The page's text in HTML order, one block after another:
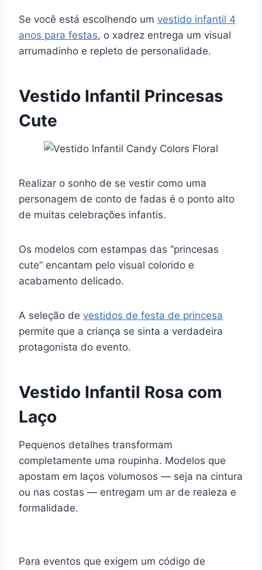
Se você está escolhendo um vestido infantil 4
anos para festas, o xadrez entrega um visual
arrumadinho e repleto de personalidade.
Vestido Infantil Princesas
Cute
Realizar o sonho de se vestir como uma
personagem de conto de fadas é o ponto alto
de muitas celebrações infantis.
Os modelos com estampas das “princesas
cute” encantam pelo visual colorido e
acabamento delicado.
A seleção de vestidos de festa de princesa
permite que a criança se sinta a verdadeira
protagonista do evento.
Vestido Infantil Rosa com
Laço
Pequenos detalhes transformam
completamente uma roupinha. Modelos que
apostam em laços volumosos — seja na cintura
ou nas costas — entregam um ar de realeza e
formalidade.
Para eventos que exigem um código de